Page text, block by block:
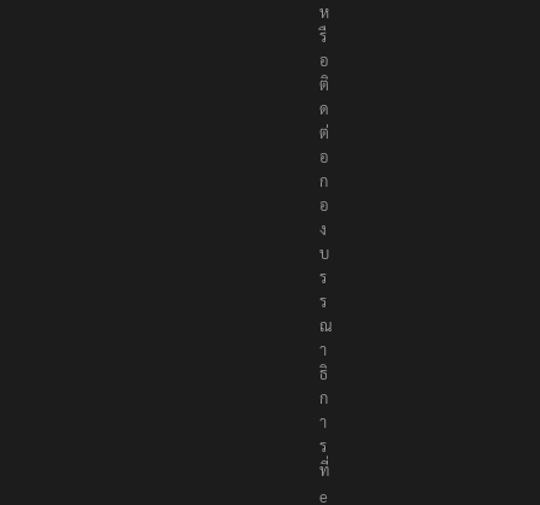
ห
รื
อ
ติ
ด
ต่
อ
ก
อ
ง
บ
ร
ร
ณ
า
ธิ
ก
า
ร
ที่
e